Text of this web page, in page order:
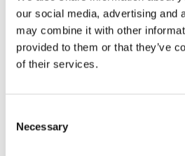
our social media, advertising and
may combine it with other
provided to them or that they’ve
of their services.
Selection
Necessary